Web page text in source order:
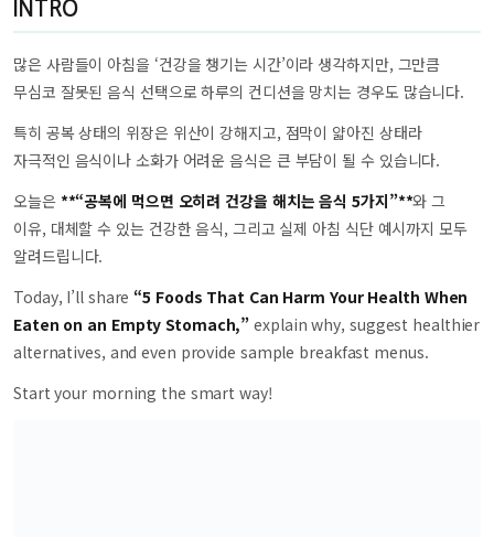
INTRO
많은 사람들이 아침을 ‘건강을 챙기는 시간’이라 생각하지만, 그만큼
무심코 잘못된 음식 선택으로 하루의 컨디션을 망치는 경우도 많습니다.
특히 공복 상태의 위장은 위산이 강해지고, 점막이 얇아진 상태라
자극적인 음식이나 소화가 어려운 음식은 큰 부담이 될 수 있습니다.
오늘은 **“공복에 먹으면 오히려 건강을 해치는 음식 5가지”**와 그
이유, 대체할 수 있는 건강한 음식, 그리고 실제 아침 식단 예시까지 모두
알려드립니다.
Today, I’ll share “5 Foods That Can Harm Your Health When
Eaten on an Empty Stomach,” explain why, suggest healthier
alternatives, and even provide sample breakfast menus.
Start your morning the smart way!